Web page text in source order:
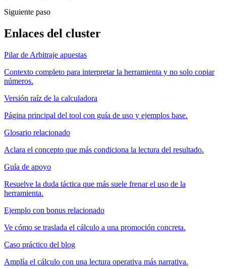
Siguiente paso
Enlaces del cluster
Pilar de Arbitraje apuestas
Contexto completo para interpretar la herramienta y no solo copiar
números.
Versión raíz de la calculadora
Página principal del tool con guía de uso y ejemplos base.
Glosario relacionado
Aclara el concepto que más condiciona la lectura del resultado.
Guía de apoyo
Resuelve la duda táctica que más suele frenar el uso de la
herramienta.
Ejemplo con bonus relacionado
Ve cómo se traslada el cálculo a una promoción concreta.
Caso práctico del blog
Amplía el cálculo con una lectura operativa más narrativa.